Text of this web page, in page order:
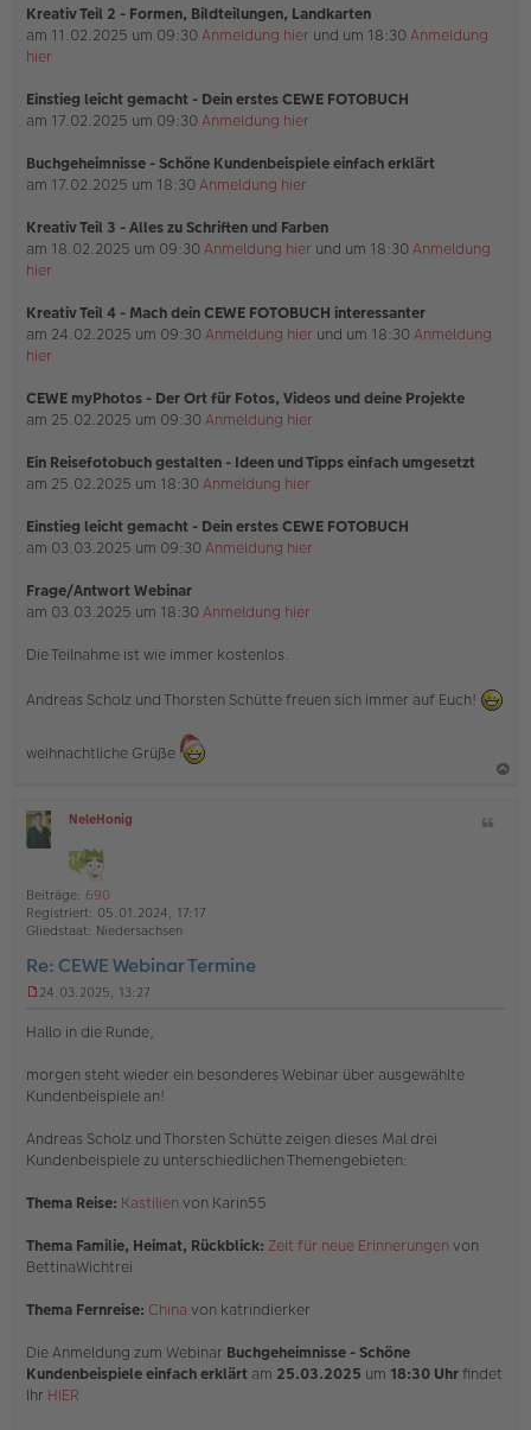
Kreativ Teil 2 - Formen, Bildteilungen, Landkarten
am 11.02.2025 um 09:30Anmeldung hier und um 18:30Anmeldung
hier
Einstieg leicht gemacht - Dein erstes CEWE FOTOBUCH
am 17.02.2025 um 09:30Anmeldung hier
Buchgeheimnisse - Schöne Kundenbeispiele einfach erklärt
am 17.02.2025 um 18:30Anmeldung hier
Kreativ Teil 3 - Alles zu Schriften und Farben
am 18.02.2025 um 09:30Anmeldung hier und um 18:30Anmeldung
hier
Kreativ Teil 4 - Mach dein CEWE FOTOBUCH interessanter
am 24.02.2025 um 09:30Anmeldung hier und um 18:30Anmeldung
hier
CEWE myPhotos - Der Ort für Fotos, Videos und deine Projekte
am 25.02.2025 um 09:30Anmeldung hier
Ein Reisefotobuch gestalten - Ideen und Tipps einfach umgesetzt
am 25.02.2025 um 18:30Anmeldung hier
Einstieg leicht gemacht - Dein erstes CEWE FOTOBUCH
am 03.03.2025 um 09:30Anmeldung hier
Frage/Antwort Webinar
am 03.03.2025 um 18:30Anmeldung hier
Die Teilnahme ist wie immer kostenlos.
Andreas Scholz und Thorsten Schütte freuen sich immer auf Euch!
weihnachtliche Grüße
ff
n
e
NeleHonig
Beiträge: 690
Registriert: 05.01.2024, 17:17
Gliedstaat: Niedersachsen
Re: CEWE Webinar Termine
g
l
e
n
e
B
t
r
g
24.03.2025, 13:27
Hallo in die Runde,
morgen steht wieder ein besonderes Webinar über ausgewählte
Kundenbeispiele an!
Andreas Scholz und Thorsten Schütte zeigen dieses Mal drei
Kundenbeispiele zu unterschiedlichen Themengebieten:
Thema Reise: Kastilienvon Karin55
Thema Familie, Heimat, Rückblick: Zeit für neue Erinnerungenvon
BettinaWichtrei
Thema Fernreise: China von katrindierker
Die Anmeldung zum Webinar Buchgeheimnisse - Schöne
Kundenbeispiele einfach erklärt am 25.03.2025 um 18:30 Uhrfindet
Ihr HIER